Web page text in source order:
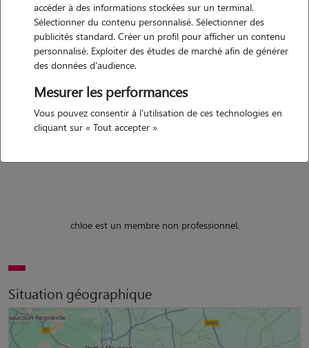
Recommandations
chloe est un membre non professionnel.
Situation géographique
accéder à des informations stockées sur un terminal.
Sélectionner du contenu personnalisé. Sélectionner des
publicités standard. Créer un profil pour afficher un contenu
personnalisé. Exploiter des études de marché afin de générer
des données d'audience.
Mesurer les performances
Vous pouvez consentir à l'utilisation de ces technologies en
cliquant sur « Tout accepter »